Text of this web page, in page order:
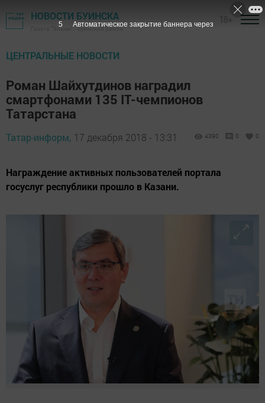
НОВОСТИ БУИНСКА
Газета "Знамя" - Буинский район
ЦЕНТРАЛЬНЫЕ НОВОСТИ
Роман Шайхутдинов наградил
смартфонами 135 IT-чемпионов
Татарстана
Татар-информ, 17 декабря 2018 - 13:31 4390 0 0
Награждение активных пользователей портала
госуслуг республики прошло в Казани.
4 Автоматическое закрытие баннера через